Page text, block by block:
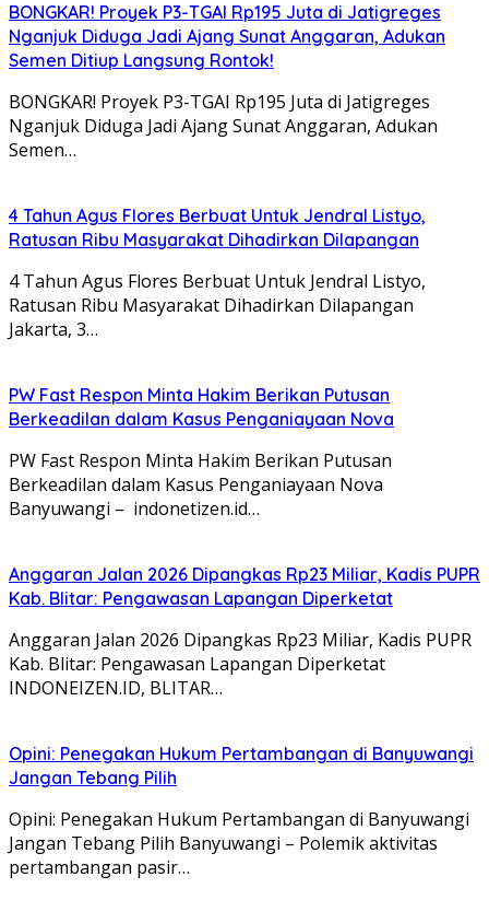
BONGKAR! Proyek P3-TGAI Rp195 Juta di Jatigreges
Nganjuk Diduga Jadi Ajang Sunat Anggaran, Adukan
Semen Ditiup Langsung Rontok!
BONGKAR! Proyek P3-TGAI Rp195 Juta di Jatigreges
Nganjuk Diduga Jadi Ajang Sunat Anggaran, Adukan
Semen…
4 Tahun Agus Flores Berbuat Untuk Jendral Listyo,
Ratusan Ribu Masyarakat Dihadirkan Dilapangan
4 Tahun Agus Flores Berbuat Untuk Jendral Listyo,
Ratusan Ribu Masyarakat Dihadirkan Dilapangan
Jakarta, 3…
PW Fast Respon Minta Hakim Berikan Putusan
Berkeadilan dalam Kasus Penganiayaan Nova
PW Fast Respon Minta Hakim Berikan Putusan
Berkeadilan dalam Kasus Penganiayaan Nova
Banyuwangi – indonetizen.id…
Anggaran Jalan 2026 Dipangkas Rp23 Miliar, Kadis PUPR
Kab. Blitar: Pengawasan Lapangan Diperketat
Anggaran Jalan 2026 Dipangkas Rp23 Miliar, Kadis PUPR
Kab. Blitar: Pengawasan Lapangan Diperketat
INDONEIZEN.ID, BLITAR…
Opini: Penegakan Hukum Pertambangan di Banyuwangi
Jangan Tebang Pilih
Opini: Penegakan Hukum Pertambangan di Banyuwangi
Jangan Tebang Pilih Banyuwangi – Polemik aktivitas
pertambangan pasir…